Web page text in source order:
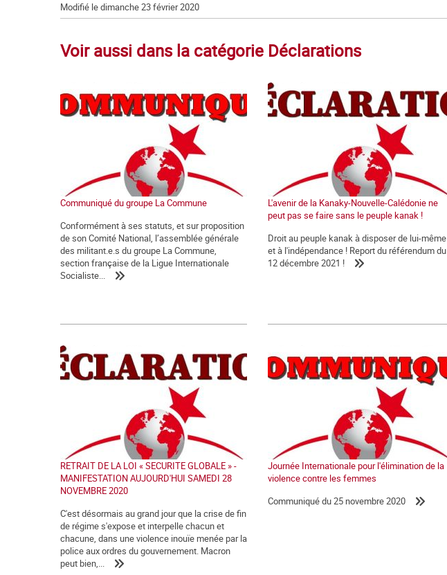
Modifié le dimanche 23 février 2020
Voir aussi dans la catégorie Déclarations
Communiqué du groupe La Commune
Conformément à ses statuts, et sur proposition
de son Comité National, l’assemblée générale
des militant.e.s du groupe La Commune,
section française de la Ligue Internationale
Socialiste...
L'avenir de la Kanaky-Nouvelle-Calédonie ne
peut pas se faire sans le peuple kanak !
Droit au peuple kanak à disposer de lui-même
et à l'indépendance ! Report du référendum du
12 décembre 2021 !
RETRAIT DE LA LOI « SECURITE GLOBALE » -
MANIFESTATION AUJOURD'HUI SAMEDI 28
NOVEMBRE 2020
C'est désormais au grand jour que la crise de fin
de régime s'expose et interpelle chacun et
chacune, dans une violence inouïe menée par la
police aux ordres du gouvernement. Macron
peut bien,...
Journée Internationale pour l'élimination de la
violence contre les femmes
Communiqué du 25 novembre 2020